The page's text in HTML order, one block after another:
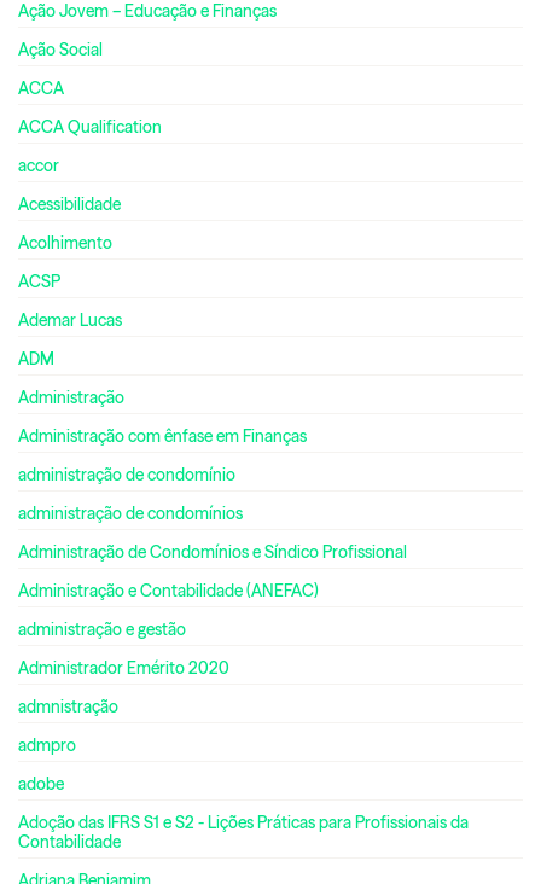
Ação Jovem – Educação e Finanças
Ação Social
ACCA
ACCA Qualification
accor
Acessibilidade
Acolhimento
ACSP
Ademar Lucas
ADM
Administração
Administração com ênfase em Finanças
administração de condomínio
administração de condomínios
Administração de Condomínios e Síndico Profissional
Administração e Contabilidade (ANEFAC)
administração e gestão
Administrador Emérito 2020
admnistração
admpro
adobe
Adoção das IFRS S1 e S2 - Lições Práticas para Profissionais da
Contabilidade